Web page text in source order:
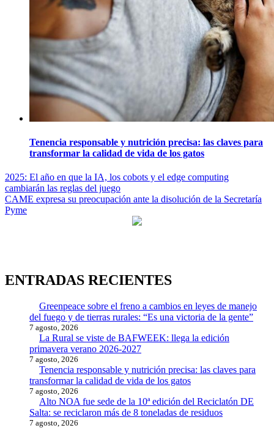
Tenencia responsable y nutrición precisa: las claves para
transformar la calidad de vida de los gatos
Navegación
de
entradas
2025: El año en que la IA, los cobots y el edge computing
cambiarán las reglas del juego
CAME expresa su preocupación ante la disolución de la Secretaría
Pyme
ENTRADAS RECIENTES
Greenpeace sobre el freno a cambios en leyes de manejo
del fuego y de tierras rurales: “Es una victoria de la gente”
7 agosto, 2026
La Rural se viste de BAFWEEK: llega la edición
primavera verano 2026-2027
7 agosto, 2026
Tenencia responsable y nutrición precisa: las claves para
transformar la calidad de vida de los gatos
7 agosto, 2026
Alto NOA fue sede de la 10ª edición del Reciclatón DE
Salta: se reciclaron más de 8 toneladas de residuos
7 agosto, 2026